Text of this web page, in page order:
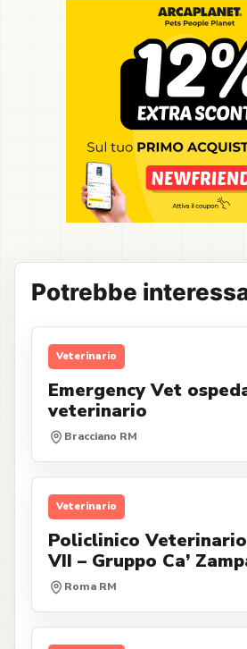
Potrebbe
Veterinario
Emergency Vet
veterinario
Bracciano RM
Veterinario
Policlinico
VII – Gruppo Ca’
Roma RM